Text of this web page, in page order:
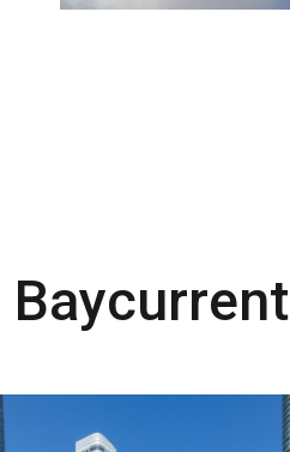
Baycurrent